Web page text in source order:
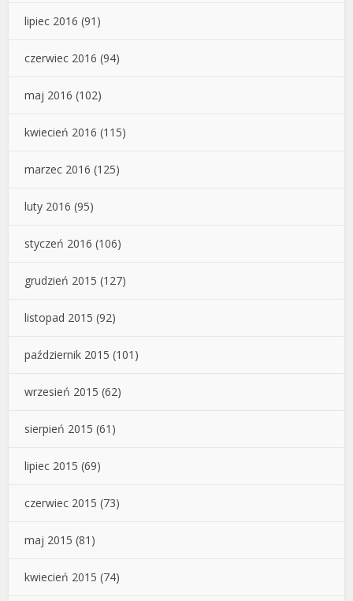
lipiec 2016 (91)
czerwiec 2016 (94)
maj 2016 (102)
kwiecień 2016 (115)
marzec 2016 (125)
luty 2016 (95)
styczeń 2016 (106)
grudzień 2015 (127)
listopad 2015 (92)
październik 2015 (101)
wrzesień 2015 (62)
sierpień 2015 (61)
lipiec 2015 (69)
czerwiec 2015 (73)
maj 2015 (81)
kwiecień 2015 (74)